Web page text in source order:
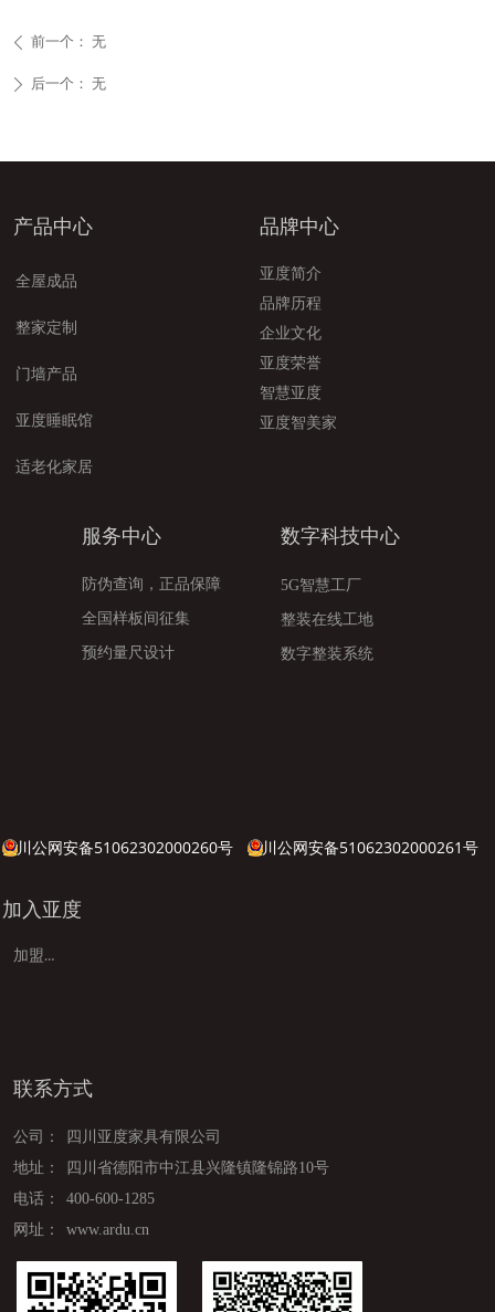
ꄴ 前一个： 无
ꄲ 后一个： 无
公司：
四川亚度家具有限公司
地址：
四川省德阳市中江县兴隆镇隆锦路10号
电话：
400-600-1285
网址：
www.ardu.cn
联系方式
产品中心
全屋成品
整家定制
门墙产品
亚度睡眠馆
适老化家居
品牌中心
亚度简介
品牌历程
企业文化
亚度荣誉
智慧亚度
亚度智美家
服务中心
防伪查询，正品保障
全国样板间征集
预约量尺设计
数字科技中心
5G智慧工厂
整装在线工地
数字整装系统
加盟亚度
加入亚度
川公网安备51062302000260号 川公网安备51062302000261号